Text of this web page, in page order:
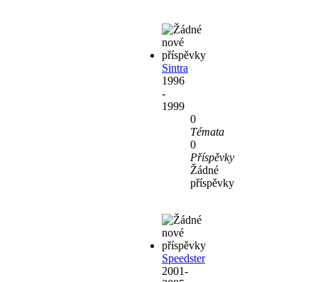
Sintra
1996
-
1999
0
Témata
0
Příspěvky
Žádné
příspěvky
Speedster
2001-